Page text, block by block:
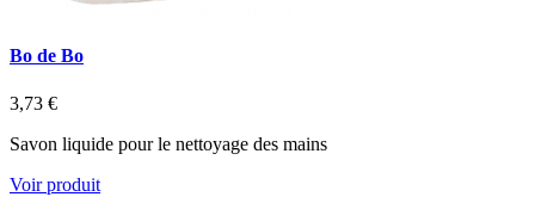
Bo de Bo
3,73 €
Savon liquide pour le nettoyage des mains
Voir produit